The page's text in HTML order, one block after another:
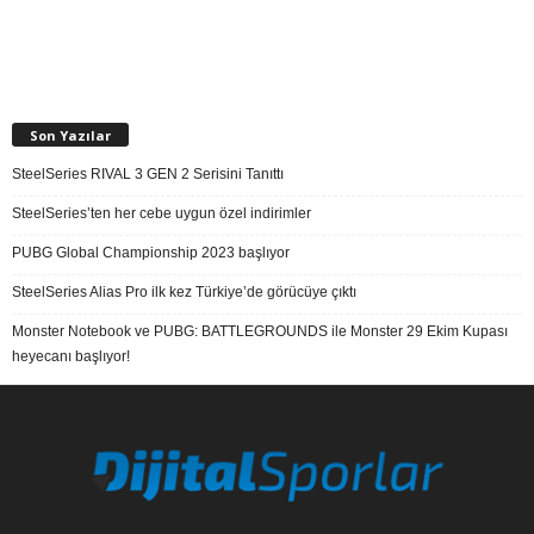
Son Yazılar
SteelSeries RIVAL 3 GEN 2 Serisini Tanıttı
SteelSeries’ten her cebe uygun özel indirimler
PUBG Global Championship 2023 başlıyor
SteelSeries Alias Pro ilk kez Türkiye’de görücüye çıktı
Monster Notebook ve PUBG: BATTLEGROUNDS ile Monster 29 Ekim Kupası
heyecanı başlıyor!